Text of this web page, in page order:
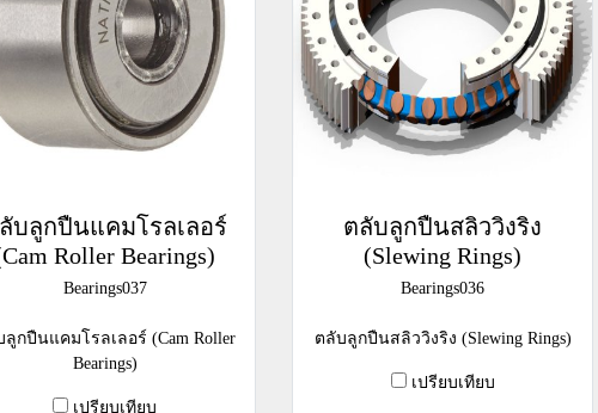
บลูกปืนแคมโรลเลอร์
Roller Bearings)
Bearings037
กปืนแคมโรลเลอร์ (Cam Roller
Bearings)
เปรียบเทียบ
ตลับลูกปืนสลิววิงริง
(Slewing Rings)
Bearings036
ตลับลูกปืนสลิววิงริง (Slewing Rings)
เปรียบเทียบ